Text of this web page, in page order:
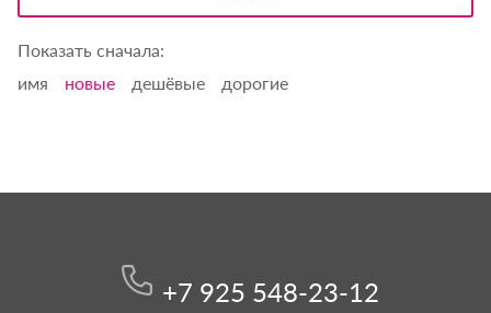
Показать сначала:
имя
новые дешёвые дорогие
+7 925 548-23-12